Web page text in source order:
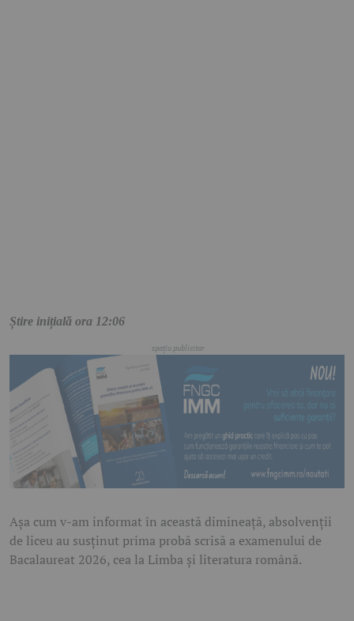
Știre inițială ora 12:06
Așa cum v-am informat în această dimineață, absolvenții
de liceu au susținut prima probă scrisă a examenului de
Bacalaureat 2026, cea la Limba și literatura română.